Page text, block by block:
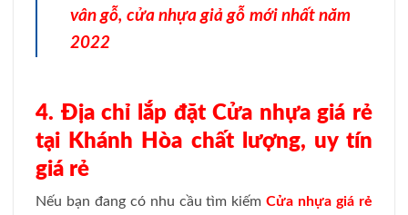
vân gỗ, cửa nhựa giả gỗ mới nhất năm
2022
4. Địa chỉ lắp đặt Cửa nhựa giá rẻ
tại Khánh Hòa chất lượng, uy tín
giá rẻ
Nếu bạn đang có nhu cầu tìm kiếmCửa nhựa giá rẻ